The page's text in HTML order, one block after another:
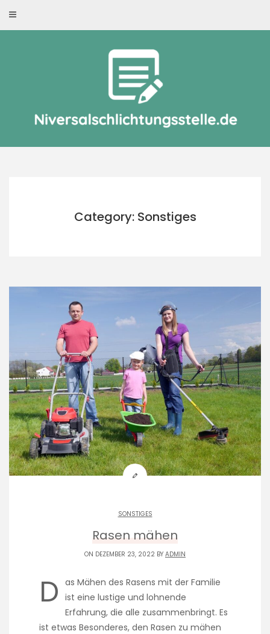
content
Category: Sonstiges
SONSTIGES
Rasen mähen
ON DEZEMBER 23, 2022 BY ADMIN
D as Mähen des Rasens mit der Familie
ist eine lustige und lohnende
Erfahrung, die alle zusammenbringt. Es
ist etwas Besonderes, den Rasen zu mähen